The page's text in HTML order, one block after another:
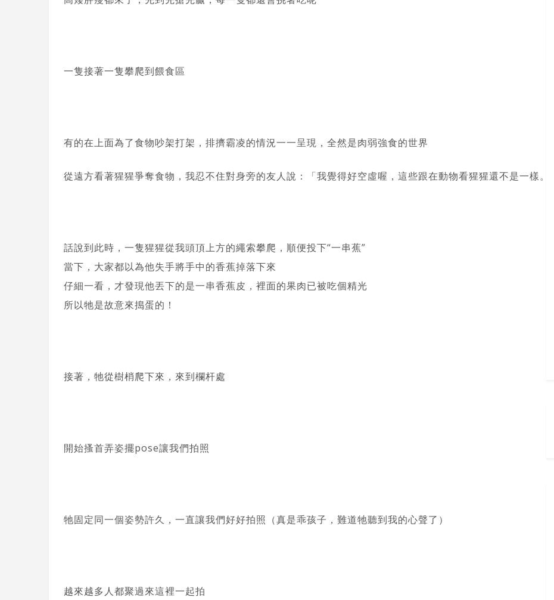
一隻接著一隻攀爬到餵食區
有的在上面為了食物吵架打架，排擠霸凌的情況一一呈現，全然是肉弱強食的世界
從遠方看著猩猩爭奪食物，我忍不住對身旁的友人說：「我覺得好空虛喔，這些跟在動物看猩猩還不是一樣。」
話說到此時，一隻猩猩從我頭頂上方的繩索攀爬，順便投下“一串蕉”
當下，大家都以為他失手將手中的香蕉掉落下來
仔細一看，才發現他丟下的是一串香蕉皮，裡面的果肉已被吃個精光
所以牠是故意來搗蛋的！
接著，牠從樹梢爬下來，來到欄杆處
開始搔首弄姿擺pose讓我們拍照
牠固定同一個姿勢許久，一直讓我們好好拍照（真是乖孩子，難道牠聽到我的心聲了）
越來越多人都聚過來這裡一起拍